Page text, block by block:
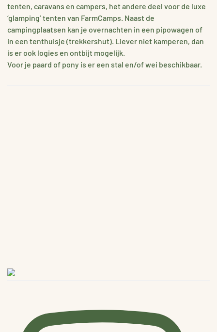
tenten, caravans en campers, het andere deel voor de luxe
‘glamping’ tenten van FarmCamps. Naast de
campingplaatsen kan je overnachten in een pipowagen of
in een tenthuisje (trekkershut). Liever niet kamperen, dan
is er ook logies en ontbijt mogelijk.
Voor je paard of pony is er een stal en/of wei beschikbaar.